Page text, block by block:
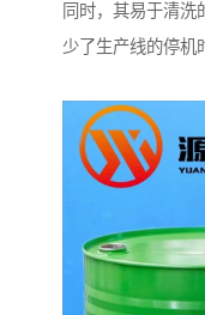
同时，其易于清洗
少了生产线的停机